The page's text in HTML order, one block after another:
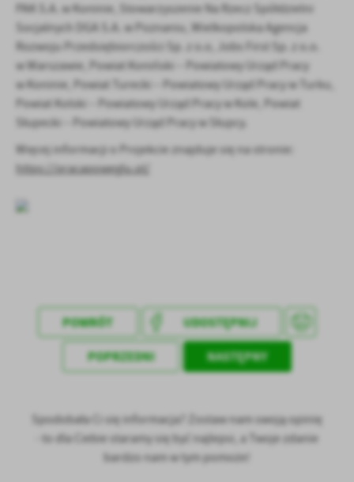
PAK S.A. w Koninie, Stowarzyszenie Na Rzecz Spółdzielni
Socjalnych DGA S.A. w Poznaniu, Wielkopolska Agencja
Rozwoju Przedsiębiorczości Sp. z o.o, Jobs First Sp. z o.o.
w Warszawie, Powiat Koniński – Powiatowy Urząd Pracy
w Koninie, Powiat Turecki – Powiatowy Urząd Pracy w Turku,
Powiat Kolski – Powiatowy Urząd Pracy w Kole, Powiat
Słupecki – Powiatowy Urząd Pracy w Słupcy.
Więcej informacji o Projekcie znajduje się na stronie:
https://pracapoweglu.pl/
POWRÓT UDOSTĘPNIJ
POPRZEDNI NASTĘPNY
Spodobała Ci się informacja? Zostaw nam swoją opinię
- to dla Ciebie staramy się być najlepsi, a Twoje zdanie
bardzo nam w tym pomoże!